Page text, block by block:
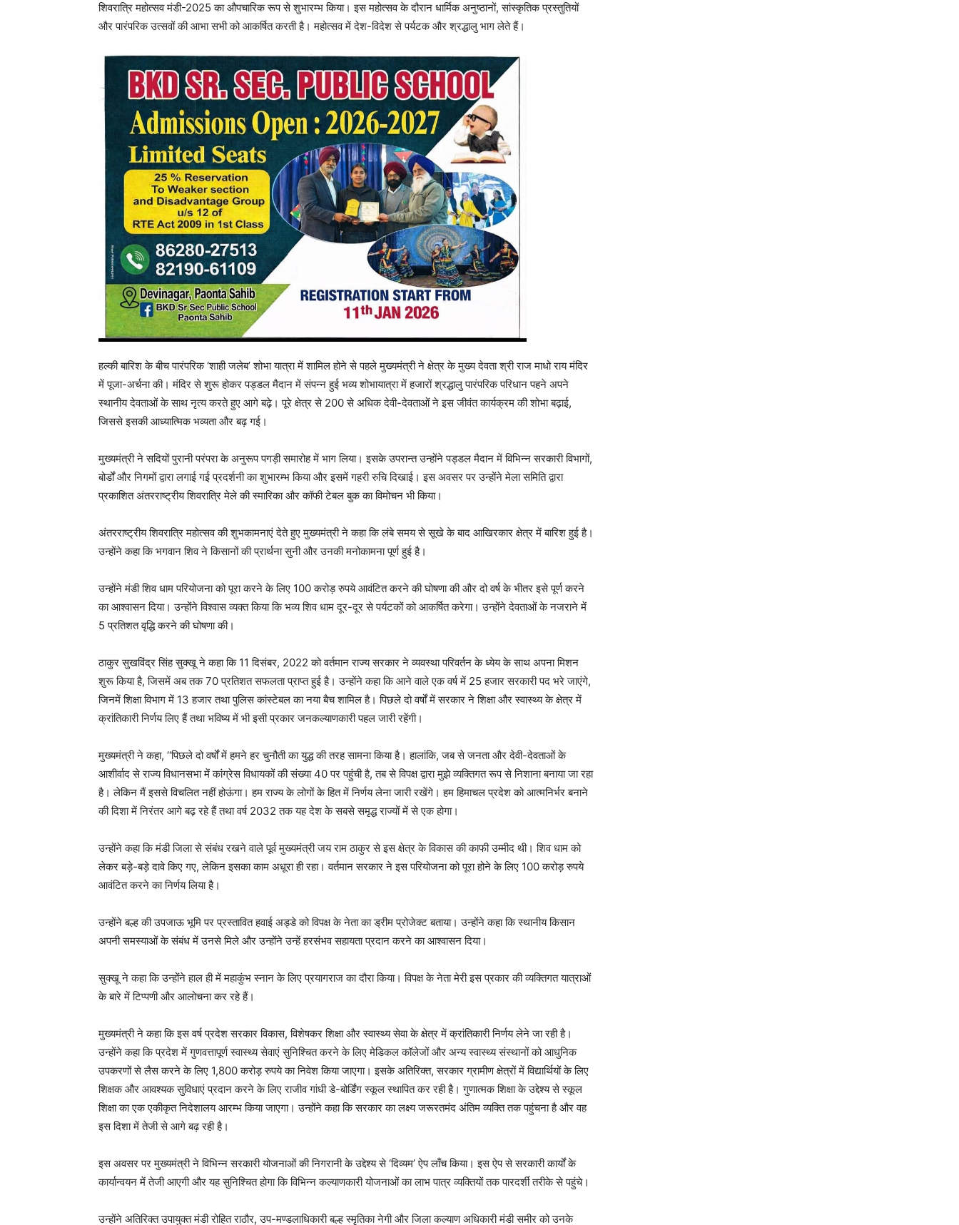
शिवरात्रि महोत्सव मंडी-2025 का औपचारिक रूप से शुभारम्भ किया। इस महोत्सव के दौरान धार्मिक अनुष्ठानों, सांस्कृतिक प्रस्तुतियों
और पारंपरिक उत्सवों की आभा सभी को आकर्षित करती है। महोत्सव में देश-विदेश से पर्यटक और श्रद्धालु भाग लेते हैं।
हल्की बारिश के बीच पारंपरिक ‘शाही जलेब’ शोभा यात्रा में शामिल होने से पहले मुख्यमंत्री ने क्षेत्र के मुख्य देवता श्री राज माधो राय मंदिर
में पूजा-अर्चना की। मंदिर से शुरू होकर पड्डल मैदान में संपन्न हुई भव्य शोभायात्रा में हजारों श्रद्धालु पारंपरिक परिधान पहने अपने
स्थानीय देवताओं के साथ नृत्य करते हुए आगे बढ़े। पूरे क्षेत्र से 200 से अधिक देवी-देवताओं ने इस जीवंत कार्यक्रम की शोभा बढ़ाई,
जिससे इसकी आध्यात्मिक भव्यता और बढ़ गई।
मुख्यमंत्री ने सदियों पुरानी परंपरा के अनुरूप पगड़ी समारोह में भाग लिया। इसके उपरान्त उन्होंने पड्डल मैदान में विभिन्न सरकारी विभागों,
बोर्डों और निगमों द्वारा लगाई गई प्रदर्शनी का शुभारम्भ किया और इसमें गहरी रुचि दिखाई। इस अवसर पर उन्होंने मेला समिति द्वारा
प्रकाशित अंतरराष्ट्रीय शिवरात्रि मेले की स्मारिका और कॉफी टेबल बुक का विमोचन भी किया।
अंतरराष्ट्रीय शिवरात्रि महोत्सव की शुभकामनाएं देते हुए मुख्यमंत्री ने कहा कि लंबे समय से सूखे के बाद आखिरकार क्षेत्र में बारिश हुई है।
उन्होंने कहा कि भगवान शिव ने किसानों की प्रार्थना सुनी और उनकी मनोकामना पूर्ण हुई है।
उन्होंने मंडी शिव धाम परियोजना को पूरा करने के लिए 100 करोड़ रुपये आवंटित करने की घोषणा की और दो वर्ष के भीतर इसे पूर्ण करने
का आश्वासन दिया। उन्होंने विश्वास व्यक्त किया कि भव्य शिव धाम दूर-दूर से पर्यटकों को आकर्षित करेगा। उन्होंने देवताओं के नजराने में
5 प्रतिशत वृद्धि करने की घोषणा की।
ठाकुर सुखविंद्र सिंह सुक्खू ने कहा कि 11 दिसंबर, 2022 को वर्तमान राज्य सरकार ने व्यवस्था परिवर्तन के ध्येय के साथ अपना मिशन
शुरू किया है, जिसमें अब तक 70 प्रतिशत सफलता प्राप्त हुई है। उन्होंने कहा कि आने वाले एक वर्ष में 25 हजार सरकारी पद भरे जाएंगे,
जिनमें शिक्षा विभाग में 13 हजार तथा पुलिस कांस्टेबल का नया बैच शामिल है। पिछले दो वर्षों में सरकार ने शिक्षा और स्वास्थ्य के क्षेत्र में
क्रांतिकारी निर्णय लिए हैं तथा भविष्य में भी इसी प्रकार जनकल्याणकारी पहल जारी रहेंगी।
मुख्यमंत्री ने कहा, ‘‘पिछले दो वर्षों में हमने हर चुनौती का युद्ध की तरह सामना किया है। हालांकि, जब से जनता और देवी-देवताओं के
आशीर्वाद से राज्य विधानसभा में कांग्रेस विधायकों की संख्या 40 पर पहुंची है, तब से विपक्ष द्वारा मुझे व्यक्तिगत रूप से निशाना बनाया जा रहा
है। लेकिन मैं इससे विचलित नहीं होऊंगा। हम राज्य के लोगों के हित में निर्णय लेना जारी रखेंगे। हम हिमाचल प्रदेश को आत्मनिर्भर बनाने
की दिशा में निरंतर आगे बढ़ रहे हैं तथा वर्ष 2032 तक यह देश के सबसे समृद्ध राज्यों में से एक होगा।
उन्होंने कहा कि मंडी जिला से संबंध रखने वाले पूर्व मुख्यमंत्री जय राम ठाकुर से इस क्षेत्र के विकास की काफी उम्मीद थी। शिव धाम को
लेकर बड़े-बड़े दावे किए गए, लेकिन इसका काम अधूरा ही रहा। वर्तमान सरकार ने इस परियोजना को पूरा होने के लिए 100 करोड़ रुपये
आवंटित करने का निर्णय लिया है।
उन्होंने बल्ह की उपजाऊ भूमि पर प्रस्तावित हवाई अड्डे को विपक्ष के नेता का ड्रीम प्रोजेक्ट बताया। उन्होंने कहा कि स्थानीय किसान
अपनी समस्याओं के संबंध में उनसे मिले और उन्होंने उन्हें हरसंभव सहायता प्रदान करने का आश्वासन दिया।
सुक्खू ने कहा कि उन्होंने हाल ही में महाकुंभ स्नान के लिए प्रयागराज का दौरा किया। विपक्ष के नेता मेरी इस प्रकार की व्यक्तिगत यात्राओं
के बारे में टिप्पणी और आलोचना कर रहे हैं।
मुख्यमंत्री ने कहा कि इस वर्ष प्रदेश सरकार विकास, विशेषकर शिक्षा और स्वास्थ्य सेवा के क्षेत्र में क्रांतिकारी निर्णय लेने जा रही है।
उन्होंने कहा कि प्रदेश में गुणवत्तापूर्ण स्वास्थ्य सेवाएं सुनिश्चित करने के लिए मेडिकल कॉलेजों और अन्य स्वास्थ्य संस्थानों को आधुनिक
उपकरणों से लैस करने के लिए 1,800 करोड़ रुपये का निवेश किया जाएगा। इसके अतिरिक्त, सरकार ग्रामीण क्षेत्रों में विद्यार्थियों के लिए
शिक्षक और आवश्यक सुविधाएं प्रदान करने के लिए राजीव गांधी डे-बोर्डिंग स्कूल स्थापित कर रही है। गुणात्मक शिक्षा के उद्देश्य से स्कूल
शिक्षा का एक एकीकृत निदेशालय आरम्भ किया जाएगा। उन्होंने कहा कि सरकार का लक्ष्य जरूरतमंद अंतिम व्यक्ति तक पहुंचना है और वह
इस दिशा में तेजी से आगे बढ़ रही है।
इस अवसर पर मुख्यमंत्री ने विभिन्न सरकारी योजनाओं की निगरानी के उद्देश्य से ‘दिव्यम’ ऐप लॉंच किया। इस ऐप से सरकारी कार्यों के
कार्यान्वयन में तेजी आएगी और यह सुनिश्चित होगा कि विभिन्न कल्याणकारी योजनाओं का लाभ पात्र व्यक्तियों तक पारदर्शी तरीके से पहुंचे।
उन्होंने अतिरिक्त उपायुक्त मंडी रोहित राठौर, उप-मण्डलाधिकारी बल्ह स्मृतिका नेगी और जिला कल्याण अधिकारी मंडी समीर को उनके